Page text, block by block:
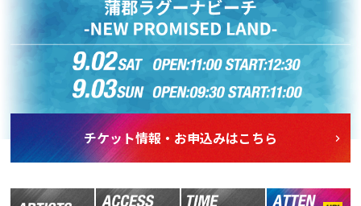
チケット情報・お申込みはこちら